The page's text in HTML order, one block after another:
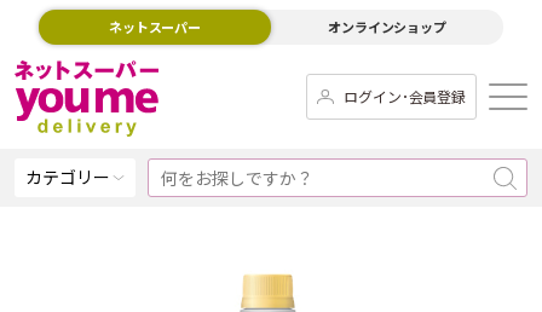
ネットスーパー オンラインショップ
ログイン･会員登録
カテゴリー